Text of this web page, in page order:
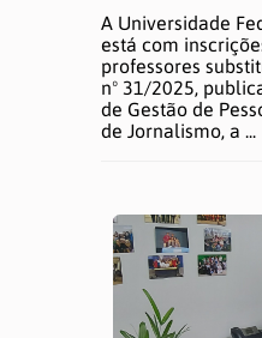
A Universidade
está com
professores
nº 31/2025,
de Gestão de
de Jornalismo, a ...